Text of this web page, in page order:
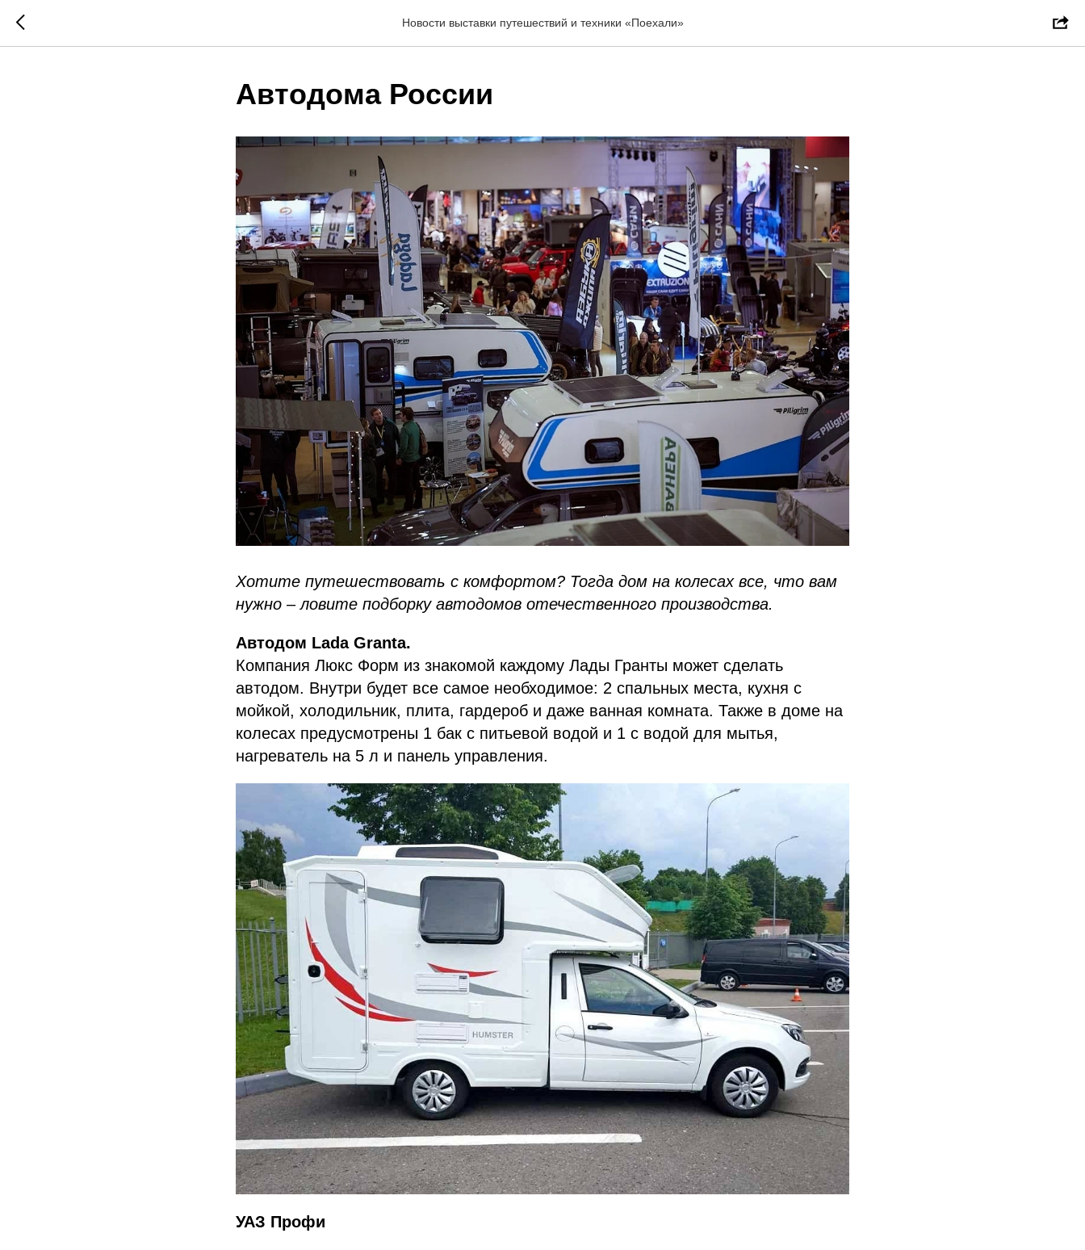
Новости выставки путешествий и техники «Поехали»
Автодома России
Хотите путешествовать с комфортом? Тогда дом на колесах все, что вам
нужно – ловите подборку автодомов отечественного производства.
Автодом Lada Granta.
Компания Люкс Форм из знакомой каждому Лады Гранты может сделать
автодом. Внутри будет все самое необходимое: 2 спальных места, кухня с
мойкой, холодильник, плита, гардероб и даже ванная комната. Также в доме на
колесах предусмотрены 1 бак с питьевой водой и 1 с водой для мытья,
нагреватель на 5 л и панель управления.
УАЗ Профи